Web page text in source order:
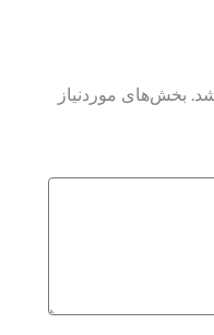
بخش‌های موردنیاز